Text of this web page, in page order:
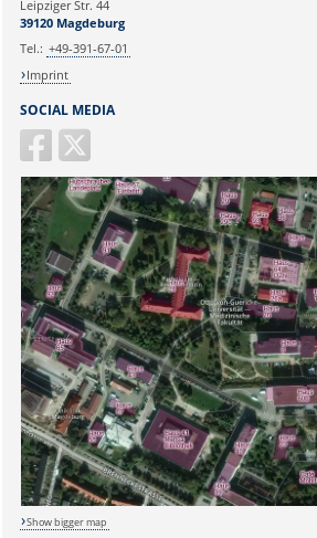
SOCIAL MEDIA
Leipziger Str. 44
39120 Magdeburg
Tel.: +49-391-67-01
Imprint
Show bigger map